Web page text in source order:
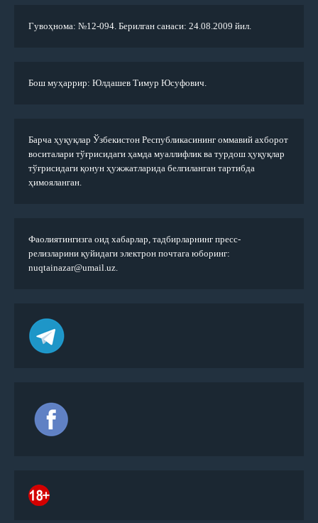
Гувоҳнома: №12-094. Берилган санаси: 24.08.2009 йил.
Бош муҳаррир: Юлдашев Тимур Юсуфович.
Барча ҳуқуқлар Ўзбекистон Республикасининг оммавий ахборот
воситалари тўғрисидаги ҳамда муаллифлик ва турдош ҳуқуқлар
тўғрисидаги қонун ҳужжатларида белгиланган тартибда
ҳимояланган.
Фаолиятингизга оид хабарлар, тадбирларнинг пресс-
релизларини қуйидаги электрон почтага юборинг:
nuqtainazar@umail.uz.